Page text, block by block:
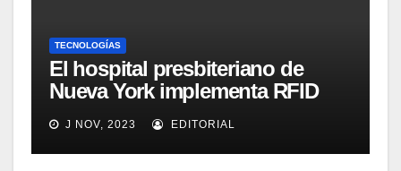
TECNOLOGÍAS
El hospital presbiteriano de
Nueva York implementa RFID
para mejorar el proceso de
inventario de equipamiento
médico
J NOV, 2023 EDITORIAL